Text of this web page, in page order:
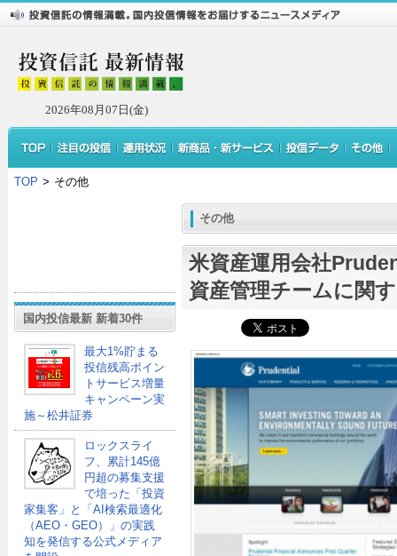
2026年08月07日(金)
TOP > その他
国内投信最新 新着30件
最大1%貯まる
投信残高ポイン
トサービス増量
キャンペーン実
施～松井証券
ロックスライ
フ、累計145億
円超の募集支援
で培った「投資
家集客」と「AI検索最適化
（AEO・GEO）」の実践
知を発信する公式メディア
その他
米資産運用会社
資産管理チームに関